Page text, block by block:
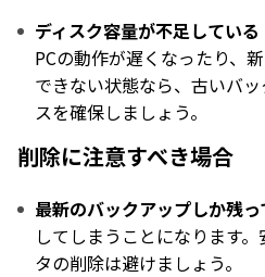
ディスク容量が不足している
PCの動作が遅くなったり、
できない状態なら、古いバ
スを確保しましょう。
削除に注意すべき場合
最新のバックアップしか残
してしまうことになります
タの削除は避けましょう。